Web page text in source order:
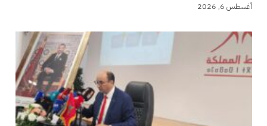
أغسطس 6, 2026